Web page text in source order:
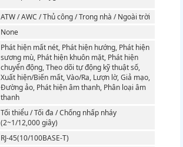
ATW / AWC / Thủ công / Trong nhà / Ngoài trời
None
Phát hiện mất nét, Phát hiện hướng, Phát hiện
sương mù, Phát hiện khuôn mặt, Phát hiện
chuyển động, Theo dõi tự động kỹ thuật số,
Xuất hiện/Biến mất, Vào/Ra, Lượn lờ, Giả mạo,
Đường ảo, Phát hiện âm thanh, Phân loại âm
thanh
Tối thiểu / Tối đa / Chống nhấp nháy
(2~1/12,000 giây)
RJ-45(10/100BASE-T)